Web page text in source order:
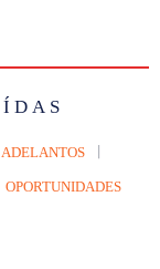
ADELANTOS
OPORTUNIDADES